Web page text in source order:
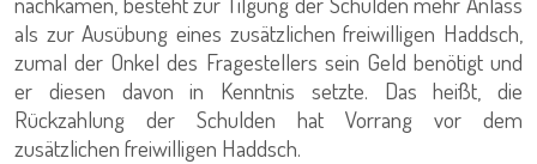
als zur Ausübung eines zusätzlichen freiwilligen Haddsch,
zumal der Onkel des Fragestellers sein Geld benötigt und
er diesen davon in Kenntnis setzte. Das heißt, die
Rückzahlung der Schulden hat Vorrang vor dem
zusätzlichen freiwilligen Haddsch.